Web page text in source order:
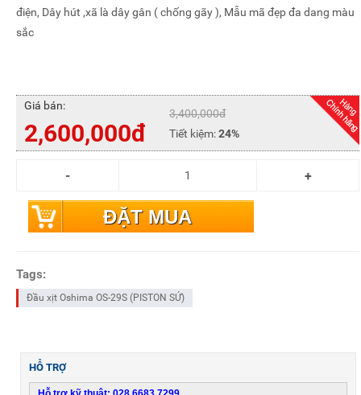
điện, Dây hút ,xã là dây gân ( chống gãy ), Mẫu mã đẹp đa dang màu
sắc
Giá bán:
2,600,000đ
3,400,000đ
Tiết kiệm:24%
ĐẶT MUA
Tags:
Đầu xịt Oshima OS-29S (PISTON SỨ)
HỖ TRỢ